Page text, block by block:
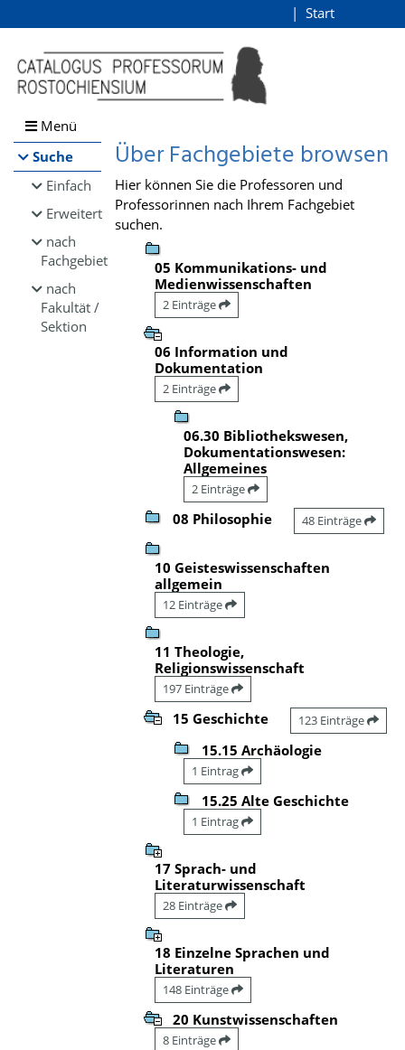
Browsen
direkt zum Inhalt
Start
Menü
Suche
Einfach
Erweitert
nach
Fachgebiet
nach
Fakultät /
Sektion
Über Fachgebiete browsen
Hier können Sie die Professoren und
Professorinnen nach Ihrem Fachgebiet
suchen.
05 Kommunikations- und
Medienwissenschaften
2 Einträge
06 Information und
Dokumentation
2 Einträge
06.30 Bibliothekswesen,
Dokumentationswesen:
Allgemeines
2 Einträge
08 Philosophie 48 Einträge
10 Geisteswissenschaften
allgemein
12 Einträge
11 Theologie,
Religionswissenschaft
197 Einträge
15 Geschichte 123 Einträge
15.15 Archäologie
1 Eintrag
15.25 Alte Geschichte
1 Eintrag
17 Sprach- und
Literaturwissenschaft
28 Einträge
18 Einzelne Sprachen und
Literaturen
148 Einträge
20 Kunstwissenschaften
8 Einträge